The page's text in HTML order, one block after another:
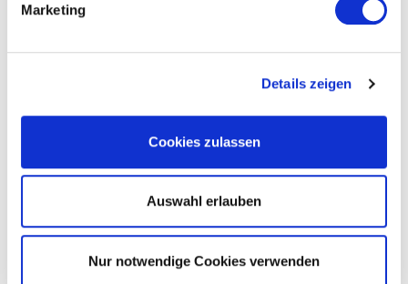
Marketing
Details zeigen
Cookies zulassen
Auswahl erlauben
Nur notwendige Cookies verwenden